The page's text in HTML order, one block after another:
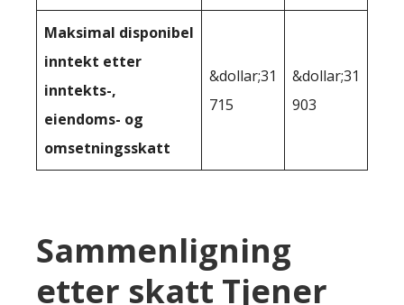
Maksimal disponibel
inntekt etter
inntekts-,
eiendoms- og
omsetningsskatt
&dollar;31
715
&dollar;31
903
Sammenligning
etter skatt Tjener